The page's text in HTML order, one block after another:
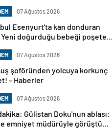
07 Ağustos 2026
Esenyurt'ta kan donduran
doğurduğu bebeği poşete
07 Ağustos 2026
şoföründen yolcuya korkunç
– Haberler
07 Ağustos 2026
Gülistan Doku'nun ablası:
emniyet müdürüyle görüştüm,